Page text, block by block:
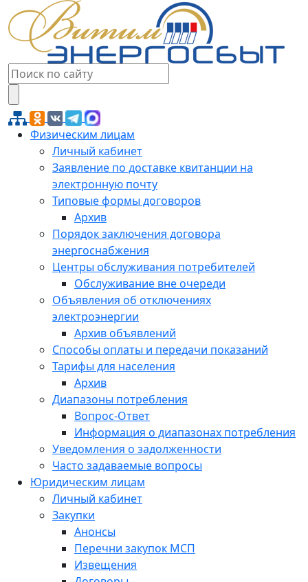
Физическим лицам
Личный кабинет
Заявление по доставке квитанции на
электронную почту
Типовые формы договоров
Архив
Порядок заключения договора
энергоснабжения
Центры обслуживания потребителей
Обслуживание вне очереди
Объявления об отключениях
электроэнергии
Архив объявлений
Способы оплаты и передачи показаний
Тарифы для населения
Архив
Диапазоны потребления
Вопрос-Ответ
Информация о диапазонах потребления
Уведомления о задолженности
Часто задаваемые вопросы
Юридическим лицам
Личный кабинет
Закупки
Анонсы
Перечни закупок МСП
Извещения